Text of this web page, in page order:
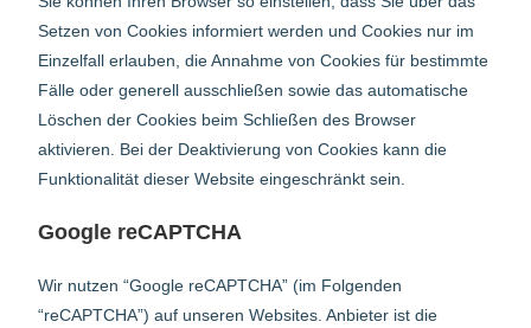
Setzen von Cookies informiert werden und Cookies nur im
Einzelfall erlauben, die Annahme von Cookies für bestimmte
Fälle oder generell ausschließen sowie das automatische
Löschen der Cookies beim Schließen des Browser
aktivieren. Bei der Deaktivierung von Cookies kann die
Funktionalität dieser Website eingeschränkt sein.
Google reCAPTCHA
Wir nutzen “Google reCAPTCHA” (im Folgenden
“reCAPTCHA”) auf unseren Websites. Anbieter ist die